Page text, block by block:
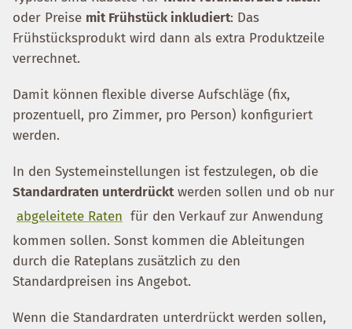
oder Preise mit Frühstück inkludiert: Das
Frühstücksprodukt wird dann als extra Produktzeile
verrechnet.
Damit können flexible diverse Aufschläge (fix,
prozentuell, pro Zimmer, pro Person) konfiguriert
werden.
In den Systemeinstellungen ist festzulegen, ob die
Standardraten unterdrücktwerden sollen und ob nur
abgeleitete Raten für den Verkauf zur Anwendung
kommen sollen. Sonst kommen die Ableitungen
durch die Rateplans zusätzlich zu den
Standardpreisen ins Angebot.
Wenn die Standardraten unterdrückt werden sollen,